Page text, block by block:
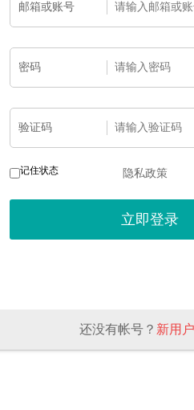
邮箱或账号
密码
验证码
记住状态 隐私政策
还没有帐号？ 新用